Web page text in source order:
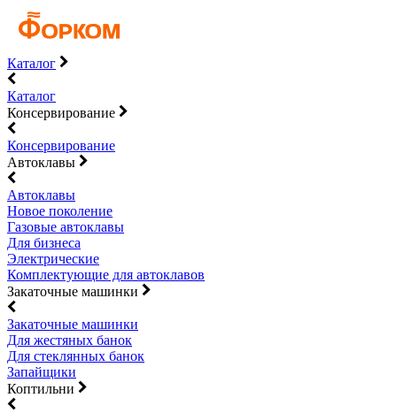
Каталог
Каталог
Консервирование
Консервирование
Автоклавы
Автоклавы
Новое поколение
Газовые автоклавы
Для бизнеса
Электрические
Комплектующие для автоклавов
Закаточные машинки
Закаточные машинки
Для жестяных банок
Для стеклянных банок
Запайщики
Коптильни